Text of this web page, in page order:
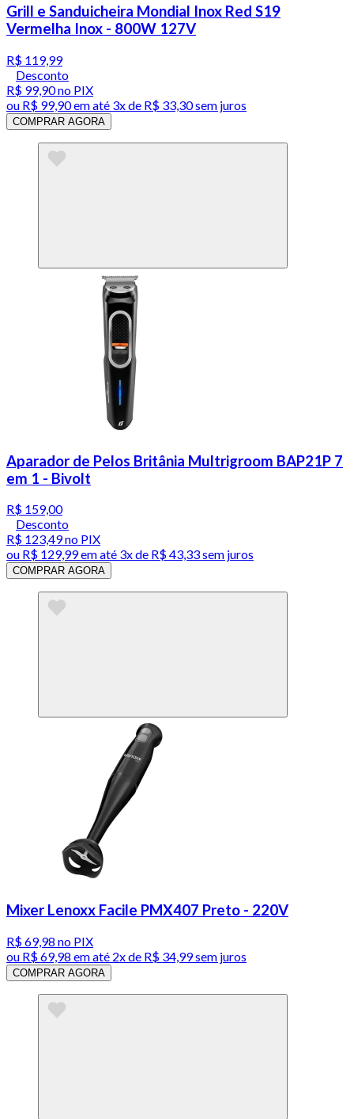
Grill e Sanduicheira Mondial Inox Red S19
Vermelha Inox - 800W 127V
R$ 119,99
Desconto
R$ 99,90no PIX
ou R$ 99,90em até 3x de R$ 33,30 sem juros
COMPRAR AGORA
Aparador de Pelos Britânia Multrigroom BAP21P 7
em 1 - Bivolt
R$ 159,00
Desconto
R$ 123,49no PIX
ou R$ 129,99em até 3x de R$ 43,33 sem juros
COMPRAR AGORA
Mixer Lenoxx Facile PMX407 Preto - 220V
R$ 69,98 no PIX
ou R$ 69,98 em até 2x de R$ 34,99 sem juros
COMPRAR AGORA